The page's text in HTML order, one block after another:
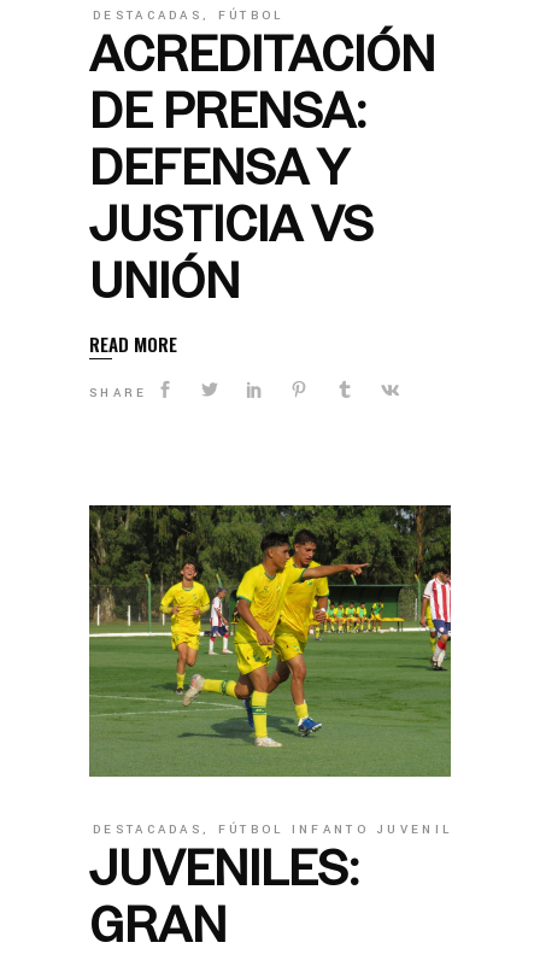
DESTACADAS , FÚTBOL
ACREDITACIÓN
DE PRENSA:
DEFENSA Y
JUSTICIA VS
UNIÓN
READ MORE
SHARE
DESTACADAS, FÚTBOL INFANTO JUVENIL
JUVENILES:
GRAN